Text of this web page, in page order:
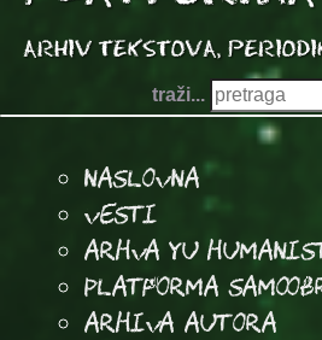
traži...
Naslovna
Vesti
Arhva YU
Platforma
arhiva autora